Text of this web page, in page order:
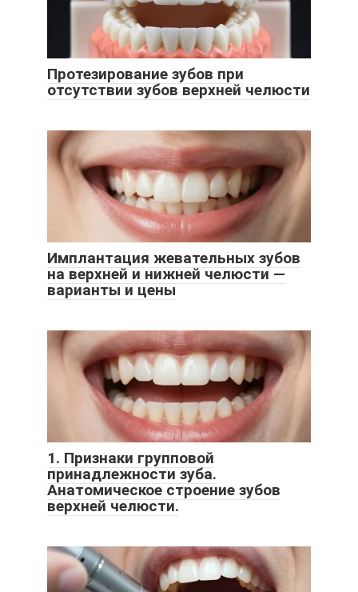
Протезирование зубов при
отсутствии зубов верхней челюсти
Имплантация жевательных зубов
на верхней и нижней челюсти —
варианты и цены
1. Признаки групповой
принадлежности зуба.
Анатомическое строение зубов
верхней челюсти.